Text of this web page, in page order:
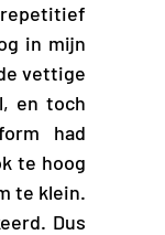
in mijn
vettige
en toch
had
te hoog
te klein.
Dus